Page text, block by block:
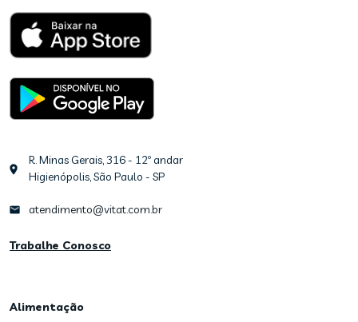
R. Minas Gerais, 316 - 12º andar
Higienópolis, São Paulo - SP
atendimento@vitat.com.br
Trabalhe Conosco
Alimentação